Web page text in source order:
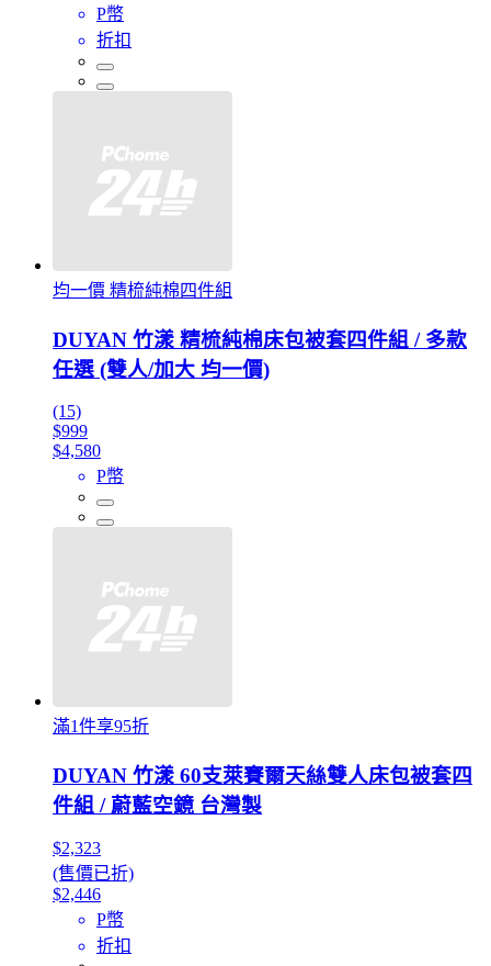
P幣
折扣
均一價 精梳純棉四件組
DUYAN 竹漾 精梳純棉床包被套四件組 / 多款
任選 (雙人/加大 均一價)
(15)
$999
$4,580
P幣
滿1件享95折
DUYAN 竹漾 60支萊賽爾天絲雙人床包被套四
件組 / 蔚藍空鏡 台灣製
$2,323
(售價已折)
$2,446
P幣
折扣